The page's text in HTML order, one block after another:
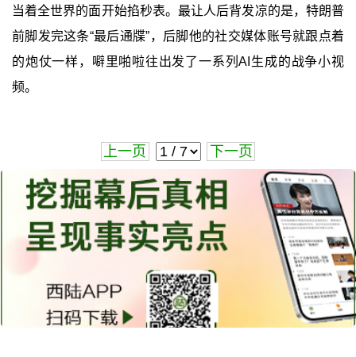
当着全世界的面开始掐秒表。最让人后背发凉的是，特朗普
前脚发完这条“最后通牒”，后脚他的社交媒体账号就跟点着
的炮仗一样，噼里啪啦往出发了一系列AI生成的战争小视
频。
上一页 下一页